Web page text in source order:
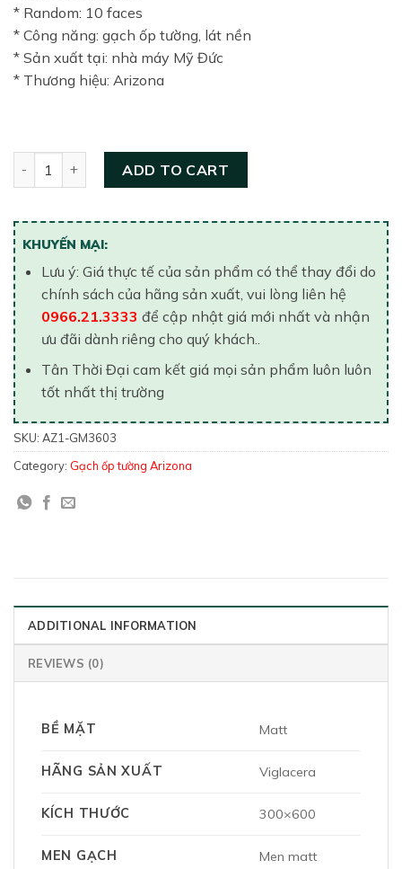
* Random: 10 faces
* Công năng: gạch ốp tường, lát nền
* Sản xuất tại: nhà máy Mỹ Đức
* Thương hiệu: Arizona
ADD TO CART
KHUYẾN MẠI:
Lưu ý: Giá thực tế của sản phẩm có thể thay đổi do
chính sách của hãng sản xuất, vui lòng liên hệ
0966.21.3333 để cập nhật giá mới nhất và nhận
ưu đãi dành riêng cho quý khách..
Tân Thời Đại cam kết giá mọi sản phẩm luôn luôn
tốt nhất thị trường
SKU: AZ1-GM3603
Category: Gạch ốp tường Arizona
ADDITIONAL INFORMATION
REVIEWS (0)
BỀ MẶT Matt
HÃNG SẢN XUẤT Viglacera
KÍCH THƯỚC 300×600
MEN GẠCH Men matt